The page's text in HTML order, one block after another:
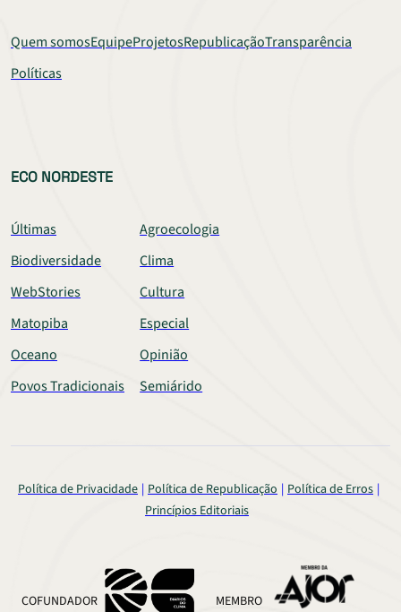
Quem somosEquipeProjetosRepublicaçãoTransparência
Políticas
ECO NORDESTE
Últimas
Agroecologia
Biodiversidade
Clima
WebStories
Cultura
Matopiba
Especial
Oceano
Opinião
Povos Tradicionais
Semiárido
Política de Privacidade Política de Republicação Política de Erros
Princípios Editoriais
COFUNDADOR MEMBRO